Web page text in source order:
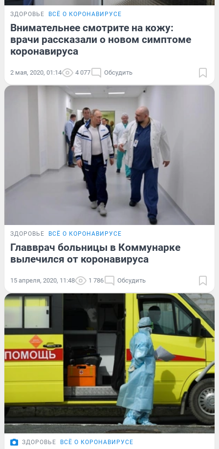
ЗДОРОВЬЕ ВСЁ О КОРОНАВИРУСЕ
Внимательнее смотрите на кожу:
врачи рассказали о новом симптоме
коронавируса
2 мая, 2020, 01:14 4 077 Обсудить
ЗДОРОВЬЕ ВСЁ О КОРОНАВИРУСЕ
Главврач больницы в Коммунарке
вылечился от коронавируса
15 апреля, 2020, 11:48 1 786 Обсудить
ЗДОРОВЬЕ ВСЁ О КОРОНАВИРУСЕ